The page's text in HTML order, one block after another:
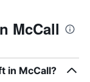
McCall
in McCall?